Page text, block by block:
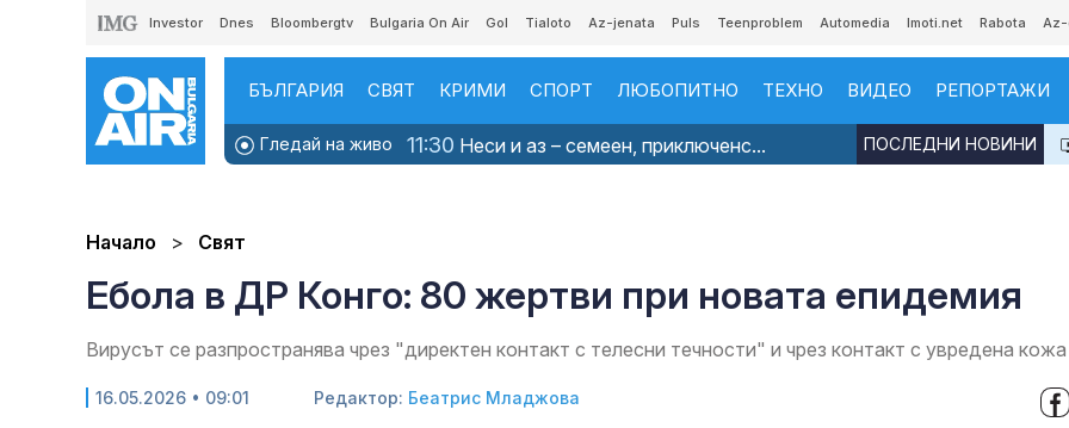
Investor Dnes Bloombergtv Bulgaria On Air Gol Tialoto Az-jenata Puls Teenproblem Automedia Imoti.net Rabota Az-
БЪЛГАРИЯ СВЯТ КРИМИ СПОРТ ЛЮБОПИТНО ТЕХНО ВИДЕО РЕПОРТАЖИ
Гледай на живо 11:30 Неси и аз – семеен, приключенс... ПОСЛЕДНИ НОВИНИ
Начало Свят
Ебола в ДР Конго: 80 жертви при новата епидемия
Вирусът се разпространява чрез "директен контакт с телесни течности" и чрез контакт с увредена кожа
16.05.2026 • 09:01 Редактор: Беатрис Младжова